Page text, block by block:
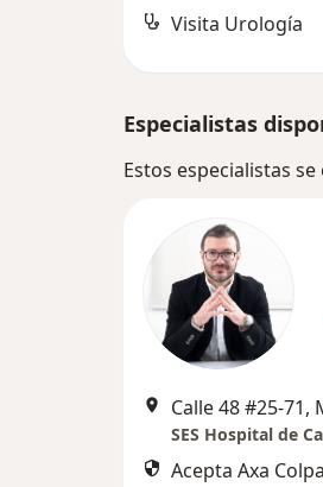
Visita Urología
Especialistas
Estos especialistas
Calle 48 #25-71,
Acepta Axa